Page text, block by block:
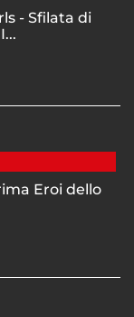
- Sfilata di
Eroi dello